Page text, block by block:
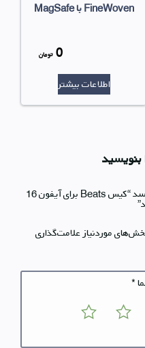
FineWoven با MagSafe
قیمت
0 تومان
0 تومان
اطلاعات بیشتر
بنویسید
اولین کسی باشید که دیدگاهی می نویسد “کیس Beats برای آیفون 16
موردنیاز علامت‌گذاری
*